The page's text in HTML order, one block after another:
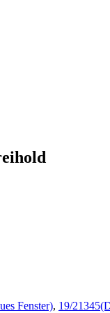
Fenster), 19/21345